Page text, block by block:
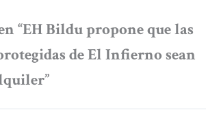
“EH Bildu propone que las
de El Infierno sean